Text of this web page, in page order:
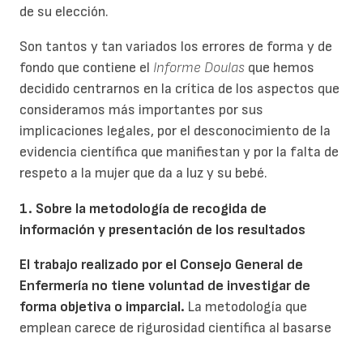
de su elección.
Son tantos y tan variados los errores de forma y de
fondo que contiene el Informe Doulas que hemos
decidido centrarnos en la crítica de los aspectos que
consideramos más importantes por sus
implicaciones legales, por el desconocimiento de la
evidencia científica que manifiestan y por la falta de
respeto a la mujer que da a luz y su bebé.
1. Sobre la metodología de recogida de
información y presentación de los resultados
El trabajo realizado por el Consejo General de
Enfermería no tiene voluntad de investigar de
forma objetiva o imparcial. La metodología que
emplean carece de rigurosidad científica al basarse